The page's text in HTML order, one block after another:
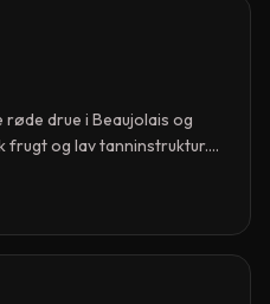
drue i Beaujolais og
frugt og lav tanninstruktur.
(Morgon, Moulin-à-Vent,